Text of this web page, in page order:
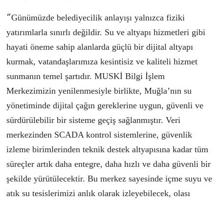
“Günümüzde belediyecilik anlayışı yalnızca fiziki
yatırımlarla sınırlı değildir. Su ve altyapı hizmetleri gibi
hayati öneme sahip alanlarda güçlü bir dijital altyapı
kurmak, vatandaşlarımıza kesintisiz ve kaliteli hizmet
sunmanın temel şartıdır. MUSKİ Bilgi İşlem
Merkezimizin yenilenmesiyle birlikte, Muğla’nın su
yönetiminde dijital çağın gereklerine uygun, güvenli ve
sürdürülebilir bir sisteme geçiş sağlanmıştır. Veri
merkezinden SCADA kontrol sistemlerine, güvenlik
izleme birimlerinden teknik destek altyapısına kadar tüm
süreçler artık daha entegre, daha hızlı ve daha güvenli bir
şekilde yürütülecektir. Bu merkez sayesinde içme suyu ve
atık su tesislerimizi anlık olarak izleyebilecek, olası